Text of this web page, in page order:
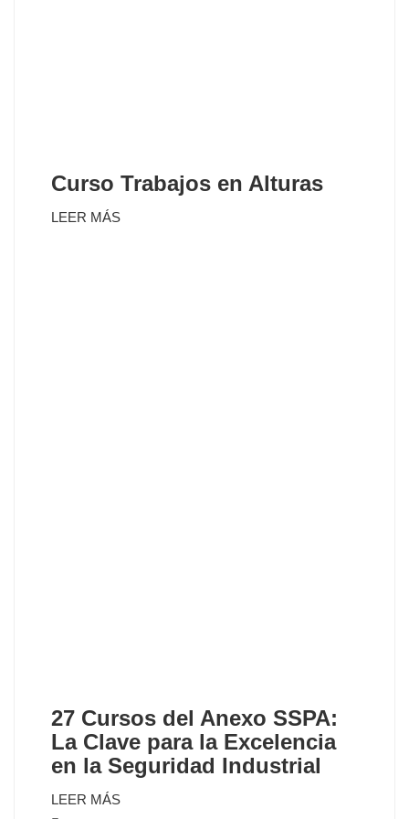
Curso Trabajos en Alturas
LEER MÁS
27 Cursos del Anexo SSPA:
La Clave para la Excelencia
en la Seguridad Industrial
LEER MÁS